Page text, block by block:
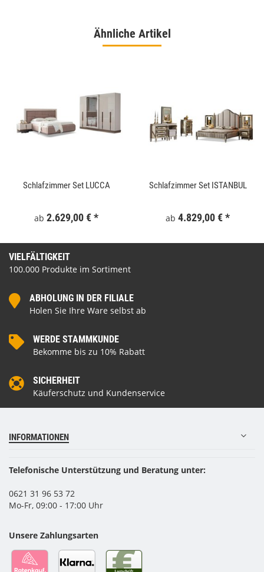
Ähnliche Artikel
Schlafzimmer Set LUCCA
ab 2.629,00 €*
Schlafzimmer Set ISTANBUL
ab 4.829,00 €*
VIELFÄLTIGKEIT
100.000 Produkte im Sortiment
ABHOLUNG IN DER FILIALE
Holen Sie Ihre Ware selbst ab
WERDE STAMMKUNDE
Bekomme bis zu 10% Rabatt
SICHERHEIT
Käuferschutz und Kundenservice
INFORMATIONEN
Telefonische Unterstützung und Beratung unter:
0621 31 96 53 72
Mo-Fr, 09:00 - 17:00 Uhr
Unsere Zahlungsarten